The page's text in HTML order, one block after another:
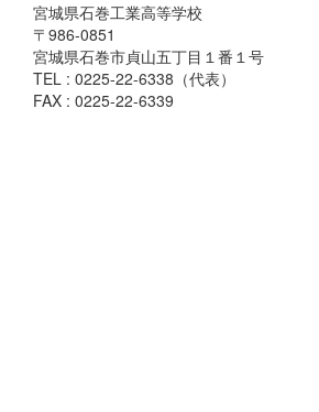
宮城県石巻工業高等学校
〒986-0851
宮城県石巻市貞山五丁目１番１号
TEL : 0225-22-6338（代表）
FAX : 0225-22-6339